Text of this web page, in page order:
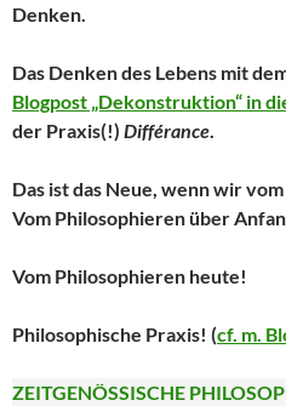
Denken.
Das Denken des Lebens mit
Blogpost „Dekonstruktion“ in
der Praxis(!) Différance.
Das ist das Neue, wenn wir vom
Vom Philosophieren über
Vom Philosophieren heute!
Philosophische Praxis! (cf. m.
ZEITGENÖSSISCHE